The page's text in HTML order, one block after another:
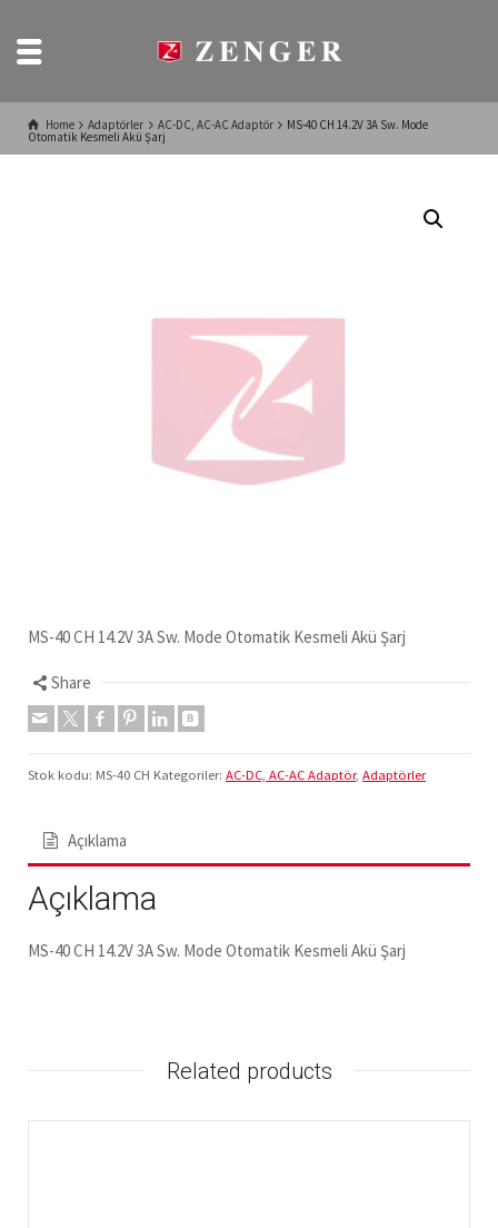
Home Adaptörler AC-DC, AC-AC Adaptör MS-40 CH 14.2V 3A Sw. Mode
Otomatik Kesmeli Akü Şarj
MS-40 CH 14.2V 3A Sw. Mode Otomatik Kesmeli Akü Şarj
Share
Stok kodu: MS-40 CH Kategoriler: AC-DC, AC-AC Adaptör, Adaptörler
Açıklama
Açıklama
MS-40 CH 14.2V 3A Sw. Mode Otomatik Kesmeli Akü Şarj
Related products